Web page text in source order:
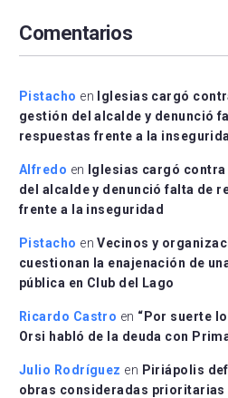
Comentarios
Pistacho en
Iglesias cargó
gestión del alcalde y denunció
respuestas frente a la
Alfredo en
Iglesias cargó
del alcalde y denunció falta de
frente a la inseguridad
Pistacho enVecinos y
cuestionan la enajenación de
pública en Club del Lago
Ricardo Castro en “Por suerte
Orsi habló de la deuda con
Julio Rodríguez en Piriápolis
obras consideradas prioritarias